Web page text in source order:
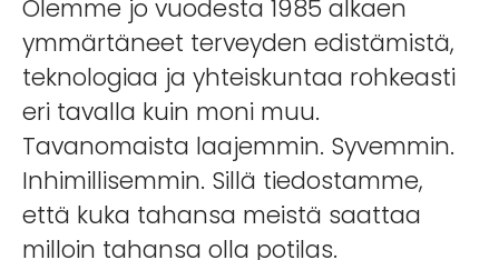
Olemme jo vuodesta 1985 alkaen
ymmärtäneet terveyden edistämistä,
teknologiaa ja yhteiskuntaa rohkeasti
eri tavalla kuin moni muu.
Tavanomaista laajemmin. Syvemmin.
Inhimillisemmin. Sillä tiedostamme,
että kuka tahansa meistä saattaa
milloin tahansa olla potilas.